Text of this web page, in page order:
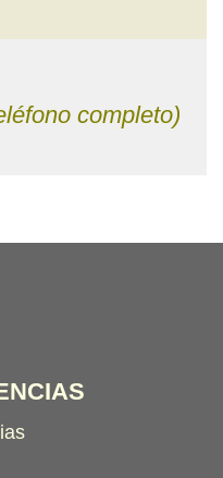
completo)